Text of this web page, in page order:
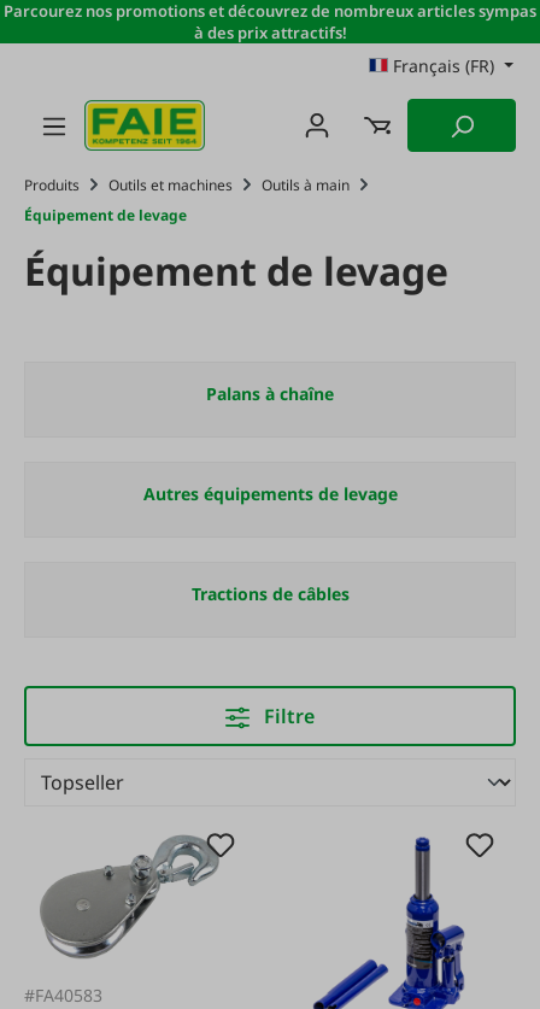
Passer au contenu principal
Parcourez nos promotions et découvrez de nombreux articles sympas
à des prix attractifs!
Français (FR)
Produits Outils et machines
Outils à main
Équipement de levage
Équipement de levage
Palans à chaîne
Autres équipements de levage
Tractions de câbles
Filtre
#FA40583